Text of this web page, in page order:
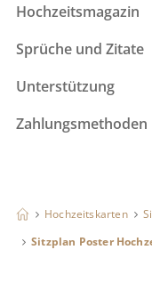
Hochzeitsmagazin
Sprüche und Zitate
Unterstützung
Zahlungsmethoden
Hochzeitskarten
Sitzplan Poster